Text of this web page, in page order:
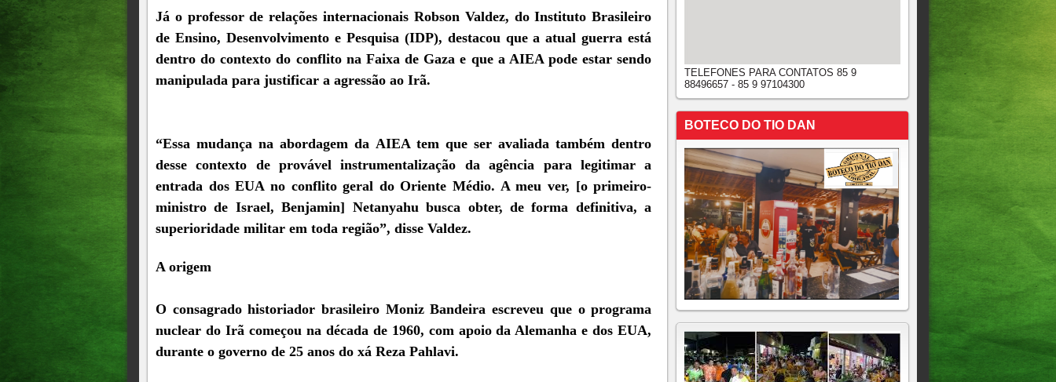
Já o professor de relações internacionais Robson Valdez, do Instituto Brasileiro
de Ensino, Desenvolvimento e Pesquisa (IDP), destacou que a atual guerra está
dentro do contexto do conflito na Faixa de Gaza e que a AIEA pode estar sendo
manipulada para justificar a agressão ao Irã.
“Essa mudança na abordagem da AIEA tem que ser avaliada também dentro
desse contexto de provável instrumentalização da agência para legitimar a
entrada dos EUA no conflito geral do Oriente Médio. A meu ver, [o primeiro-
ministro de Israel, Benjamin] Netanyahu busca obter, de forma definitiva, a
superioridade militar em toda região”, disse Valdez.
A origem
O consagrado historiador brasileiro Moniz Bandeira escreveu que o programa
nuclear do Irã começou na década de 1960, com apoio da Alemanha e dos EUA,
durante o governo de 25 anos do xá Reza Pahlavi.
TELEFONES PARA CONTATOS 85 9
88496657 - 85 9 97104300
BOTECO DO TIO DAN